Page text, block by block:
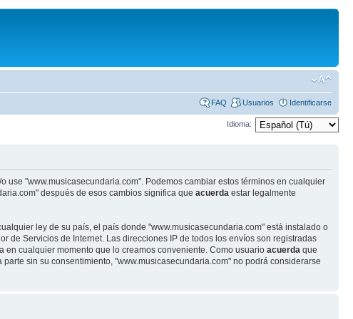
FAQ Usuarios Identificarse
Idioma:
"www.musicasecundaria.com". Podemos cambiar estos términos en cualquier
después de esos cambios significa que acuerda estar legalmente
ley de su país, el país donde "www.musicasecundaria.com" está instalado o
de Servicios de Internet. Las direcciones IP de todos los envíos son registradas
en cualquier momento que lo creamos conveniente. Como usuario acuerda que
sin su consentimiento, "www.musicasecundaria.com" no podrá considerarse